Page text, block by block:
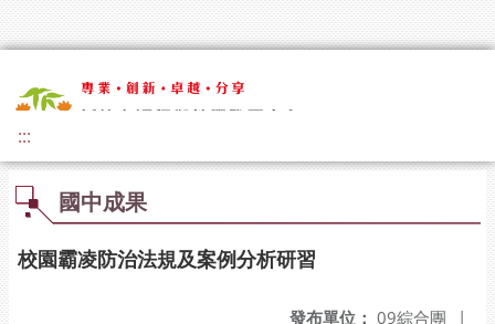
:::
國中成果
校園霸凌防治法規及案例分析研習
發布單位： 09綜合團 |